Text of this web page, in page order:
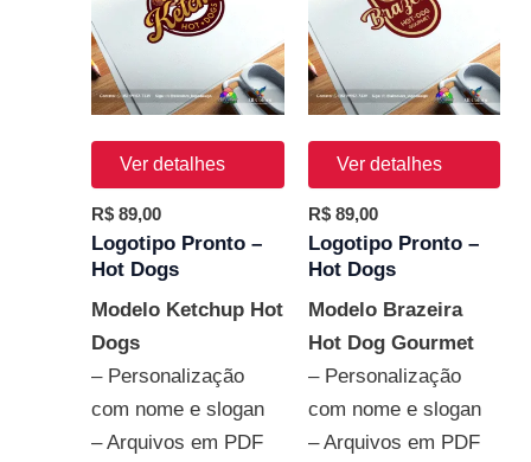
Ver detalhes
R$ 89,00
Logotipo Pronto –
Hot Dogs
Modelo Ketchup Hot
Dogs
– Personalização
com nome e slogan
– Arquivos em PDF
Ver detalhes
R$89,00
Logotipo Pronto –
Hot Dogs
Modelo Brazeira
Hot Dog Gourmet
– Personalização
com nome e slogan
– Arquivos em PDF